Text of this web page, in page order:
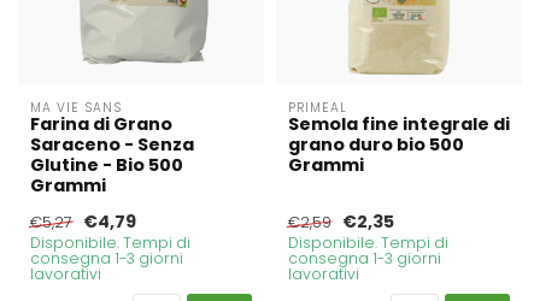
MA VIE SANS
Farina di Grano
Saraceno - Senza
Glutine - Bio 500
Grammi
€5,27 €4,79
Disponibile. Tempi di
consegna 1-3 giorni
lavorativi
PRIMEAL
Semola fine integrale di
grano duro bio 500
Grammi
€2,59 €2,35
Disponibile. Tempi di
consegna 1-3 giorni
lavorativi